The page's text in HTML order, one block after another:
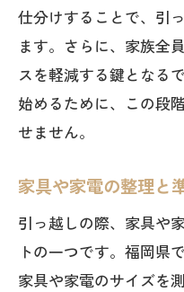
仕分けすることで、引
ます。さらに、家族全
スを軽減する鍵となる
始めるために、この段
せません。
家具や家電の整理と
引っ越しの際、家具や
トの一つです。福岡県
家具や家電のサイズを